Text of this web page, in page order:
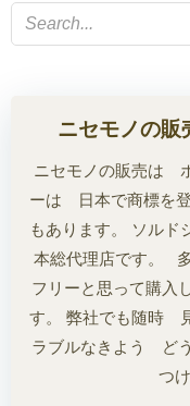
ニセモノの
ニセモノの販売は
ーは 日本で商標を
もあります。 ソル
本総代理店です。
フリーと思って購入
す。 弊社でも随時
ラブルなきよう ど
つ